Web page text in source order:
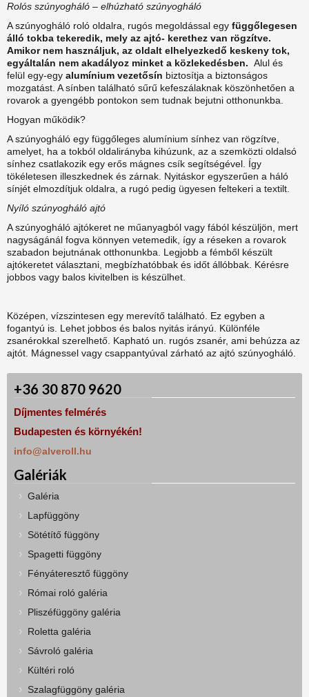
Rolós szúnyogháló – elhúzható szúnyogháló
A szúnyogháló roló oldalra, rugós megoldással egy függőlegesen
álló tokba tekeredik, mely az ajtó- kerethez van rögzítve.
Amikor nem használjuk, az oldalt elhelyezkedő keskeny tok,
egyáltalán nem akadályoz minket a közlekedésben. Alul és
felül egy-egy alumínium vezetősín biztosítja a biztonságos
mozgatást. A sínben található sűrű kefeszálaknak köszönhetően a
rovarok a gyengébb pontokon sem tudnak bejutni otthonunkba.
Hogyan működik?
A szúnyogháló egy függőleges alumínium sínhez van rögzítve,
amelyet, ha a tokból oldalirányba kihúzunk, az a szemközti oldalsó
sínhez csatlakozik egy erős mágnes csík segítségével. Így
tökéletesen illeszkednek és zárnak. Nyitáskor egyszerűen a háló
sínjét elmozdítjuk oldalra, a rugó pedig ügyesen feltekeri a textilt.
Nyíló szúnyogháló ajtó
A szúnyogháló ajtókeret ne műanyagból vagy fából készüljön, mert
nagyságánál fogva könnyen vetemedik, így a réseken a rovarok
szabadon bejutnának otthonunkba. Legjobb a fémből készült
ajtókeretet választani, megbízhatóbbak és időt állóbbak. Kérésre
jobbos vagy balos kivitelben is készülhet.
Középen, vízszintesen egy merevítő található. Ez egyben a
fogantyú is. Lehet jobbos és balos nyitás irányú. Különféle
zsanérokkal szerelhető. Kapható un. rugós zsanér, ami behúzza az
ajtót. Mágnessel vagy csappantyúval zárható az ajtó szúnyogháló.
+36 30 870 9620
Díjmentes felmérés
Budapesten és környékén!
info@alveroll.hu
Galériák
Galéria
Lapfüggöny
Sötétítő függöny
Spagetti függöny
Fényáteresztő függöny
Római roló galéria
Pliszéfüggöny galéria
Roletta galéria
Sávroló galéria
Kültéri roló
Szalagfüggöny galéria